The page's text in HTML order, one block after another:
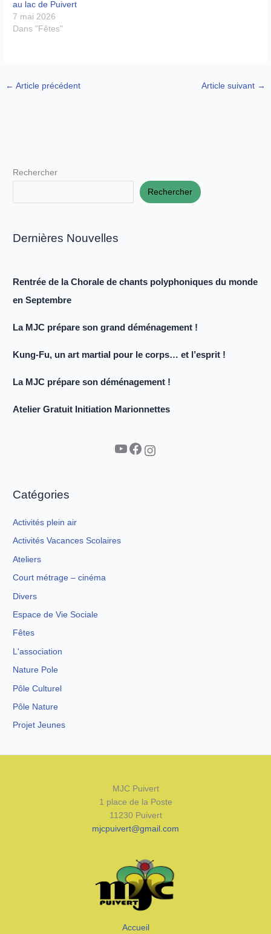
au lac de Puivert
7 mai 2026
Dans "Fêtes"
← Article précédent Article suivant →
Rechercher
Rechercher
Dernières Nouvelles
Rentrée de la Chorale de chants polyphoniques du monde
en Septembre
La MJC prépare son grand déménagement !
Kung-Fu, un art martial pour le corps… et l’esprit !
La MJC prépare son déménagement !
Atelier Gratuit Initiation Marionnettes
YouTube Facebook Instagram
Catégories
Activités plein air
Activités Vacances Scolaires
Ateliers
Court métrage – cinéma
Divers
Espace de Vie Sociale
Fêtes
L'association
Nature Pole
Pôle Culturel
Pôle Nature
Projet Jeunes
MJC Puivert
1 place de la Poste
11230 Puivert
mjcpuivert@gmail.com
Accueil